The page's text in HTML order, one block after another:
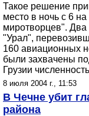
Такое решение
место в ночь с 6
миротворцев".
"Урал",
160 авиационных
были захвачены
Грузии
8 июля 2004 г., 11:53
В Чечне убит
района